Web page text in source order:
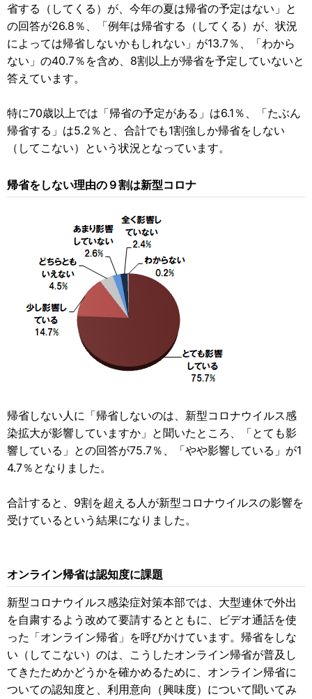
省する（してくる）が、今年の夏は帰省の予定はない」と
の回答が26.8％、「例年は帰省する（してくる）が、状況
によっては帰省しないかもしれない」が13.7％、「わから
ない」の40.7％を含め、8割以上が帰省を予定していないと
答えています。
特に70歳以上では「帰省の予定がある」は6.1％、「たぶん
帰省する」は5.2％と、合計でも1割強しか帰省をしない
（してこない）という状況となっています。
帰省をしない理由の９割は新型コロナ
帰省しない人に「帰省しないのは、新型コロナウイルス感
染拡大が影響していますか」と聞いたところ、「とても影
響している」との回答が75.7％、「やや影響している」が1
4.7％となりました。
合計すると、9割を超える人が新型コロナウイルスの影響を
受けているという結果になりました。
オンライン帰省は認知度に課題
新型コロナウイルス感染症対策本部では、大型連休で外出
を自粛するよう改めて要請するとともに、ビデオ通話を使
った「オンライン帰省」を呼びかけています。帰省をしな
い（してこない）のは、こうしたオンライン帰省が普及し
てきたためかどうかを確かめるために、オンライン帰省に
ついての認知度と、利用意向（興味度）について聞いてみ